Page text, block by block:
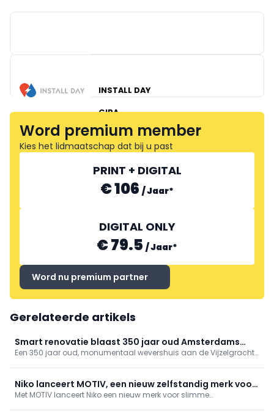
GIRA
INSTALL DAY
Word premium member
Kies het lidmaatschap dat bij u past
PRINT + DIGITAL
€ 106 /Jaar*
DIGITAL ONLY
€ 79.5 /Jaar*
Word nu premium partner
Gerelateerde artikels
Smart renovatie blaast 350 jaar oud Amsterdams
wevershuis nieuw leven in
Een 350 jaar oud, monumentaal wevershuis aan de Vijzelgracht
interieur. Gira-technologie (KNX, tastsensor 4.55, E2, System 106)
biedt discreet comfort en centrale bediening.
Niko lanceert MOTIV, een nieuw zelfstandig merk voor
intelligente gebouwautomatisering
Met MOTIV lanceert Niko een nieuw merk voor slimme